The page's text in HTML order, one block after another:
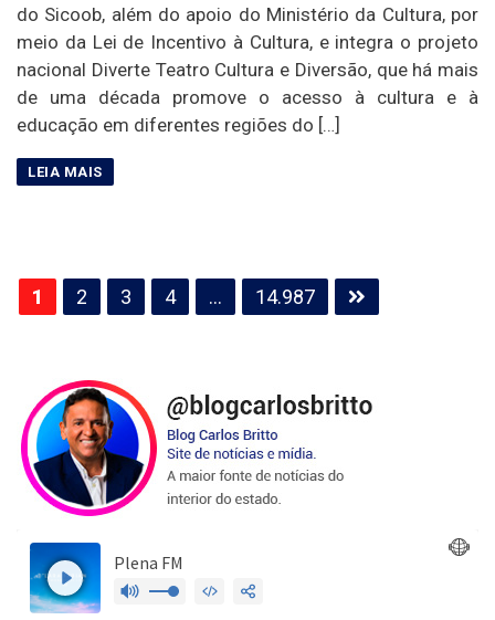
do Sicoob, além do apoio do Ministério da Cultura, por
meio da Lei de Incentivo à Cultura, e integra o projeto
nacional Diverte Teatro Cultura e Diversão, que há mais
de uma década promove o acesso à cultura e à
educação em diferentes regiões do […]
Paginação
de
1 2 3 4 … 14.987